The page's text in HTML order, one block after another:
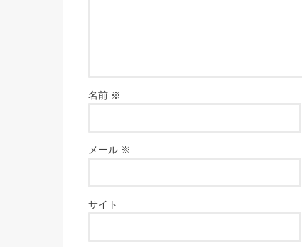
名前 ※
メール ※
サイト